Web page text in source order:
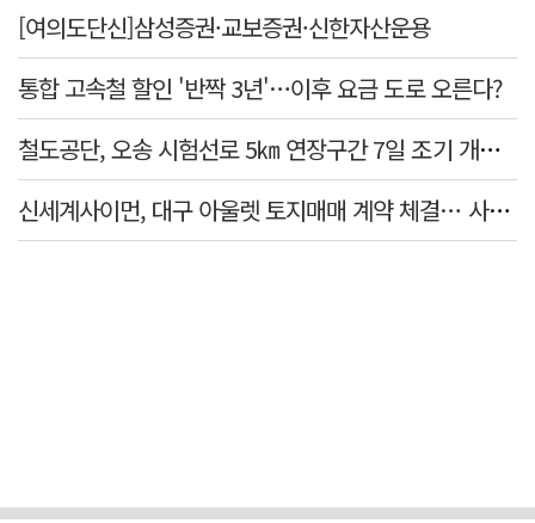
[여의도단신]삼성증권·교보증권·신한자산운용
통합 고속철 할인 '반짝 3년'…이후 요금 도로 오른다?
철도공단, 오송 시험선로 5㎞ 연장구간 7일 조기 개통…LA 메트로 사업 지원
신세계사이먼, 대구 아울렛 토지매매 계약 체결… 사업 본궤도